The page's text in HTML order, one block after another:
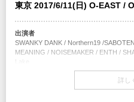
東京 2017/6/11(日) O-EAST /
出演者
SWANKY DANK / Northern19 /
MEANING / NOISEMAKER / ENTH /
Lake
/ MOTHBALL / AIR SWELL /
詳し